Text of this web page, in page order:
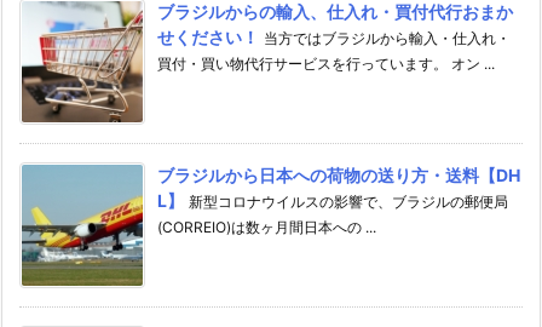
ブラジルからの輸入、仕入れ・買付代行おまか
せください！
当方ではブラジルから輸入・仕入れ・
買付・買い物代行サービスを行っています。 オン ...
ブラジルから日本への荷物の送り方・送料【DH
L】
新型コロナウイルスの影響で、ブラジルの郵便局
(CORREIO)は数ヶ月間日本への ...